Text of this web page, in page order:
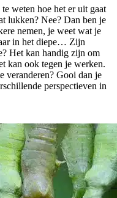
weten hoe het er uit gaat
lukken? Nee? Dan ben je
nemen, je weet wat je
in het diepe… Zijn
Het kan handig zijn om
kan ook tegen je werken.
veranderen? Gooi dan je
perspectieven in